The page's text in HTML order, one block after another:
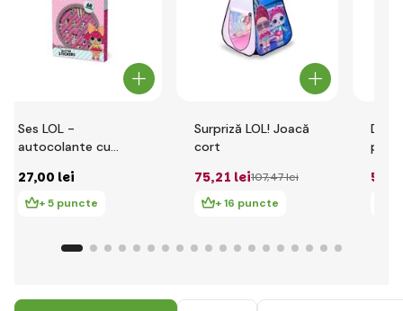
Ses LOL -
autocolante cu
27,00 lei
+ 5 puncte
Surpriză LOL! Joacă
cort
75,21 lei107,47 lei
+ 16 puncte
Dino
589